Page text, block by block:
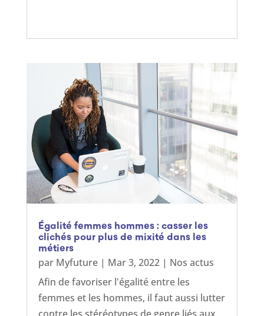
Égalité femmes hommes : casser les
clichés pour plus de mixité dans les
métiers
par Myfuture| Mar 3, 2022| Nos actus
Afin de favoriser l'égalité entre les
femmes et les hommes, il faut aussi lutter